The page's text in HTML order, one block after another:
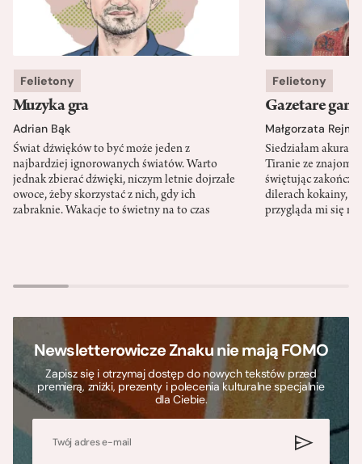
Felietony
Muzyka gra
Adrian Bąk
Świat dźwięków to być może jeden z
najbardziej ignorowanych światów. Warto
jednak zbierać dźwięki, niczym letnie dojrzałe
owoce, żeby skorzystać z nich, gdy ich
zabraknie. Wakacje to świetny na to czas
Felietony
Gazetare
Małgorzata
Siedziałam akurat
Tiranie ze
świętując
dilerach kokainy,
przygląda mi się
Newsletterowicze Znaku nie mają FOMO
Zapisz się i otrzymaj dostęp do nowych tekstów przed
premierą, zniżki, prezenty i polecenia kulturalne specjalnie
dla Ciebie.